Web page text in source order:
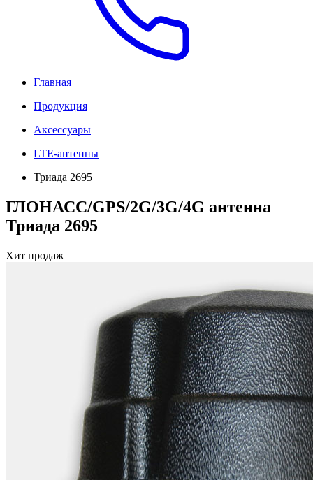
Главная
Продукция
Аксессуары
LTE-антенны
Триада 2695
ГЛОНАСС/GPS/2G/3G/4G антенна
Триада 2695
Хит продаж